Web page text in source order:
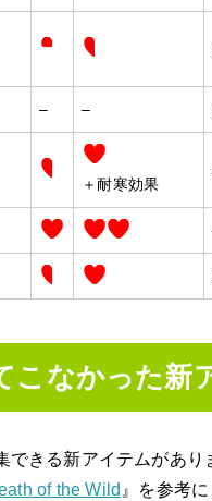
– –
＋耐寒効果
こなかった新
できる新アイテムがあ
of the Wild 』を参考